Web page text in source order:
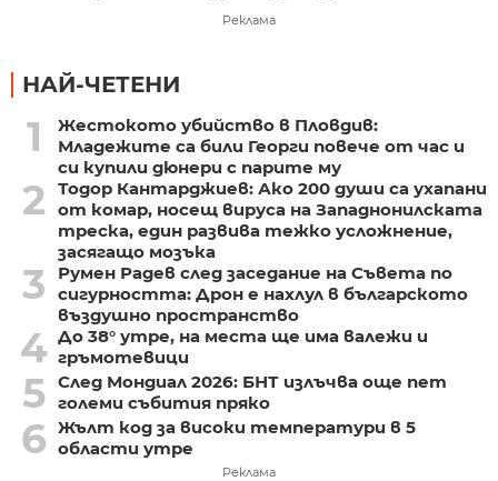
Реклама
НАЙ-ЧЕТЕНИ
1
Жестокото убийство в Пловдив:
Младежите са били Георги повече от час и
си купили дюнери с парите му
2
Тодор Кантарджиев: Ако 200 души са ухапани
от комар, носещ вируса на Западнонилската
треска, един развива тежко усложнение,
засягащо мозъка
3
Румен Радев след заседание на Съвета по
сигурността: Дрон е нахлул в българското
въздушно пространство
4 До 38° утре, на места ще има валежи и
гръмотевици
5 След Мондиал 2026: БНТ излъчва още пет
големи събития пряко
6 Жълт код за високи температури в 5
области утре
Реклама